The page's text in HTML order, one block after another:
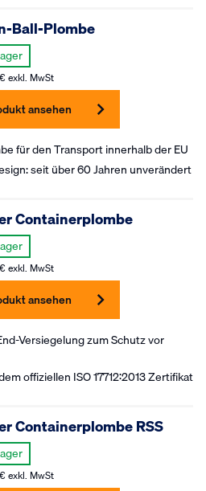
für den Transport innerhalb der EU
seit über 60 Jahren unverändert
Ball-Plombe
€ exkl. MwSt
ansehen
Versiegelung zum Schutz vor
offiziellen ISO 17712:2013 Zertifikat
Containerplombe
€ exkl. MwSt
ansehen
Containerplombe RSS
€ exkl. MwSt